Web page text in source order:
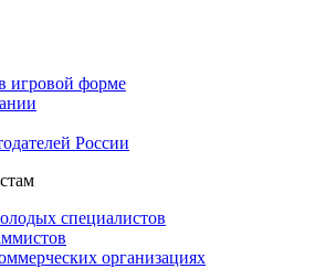
игровой форме
России
специалистов
организациях